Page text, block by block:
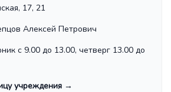
17, 21
Алексей Петрович
с 9.00 до 13.00, четверг 13.00 до
учреждения →